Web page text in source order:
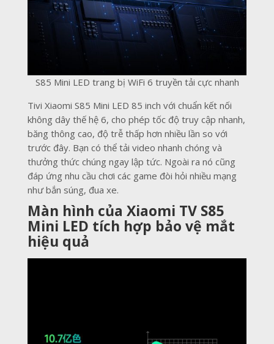
S85 Mini LED trang bị WiFi 6 truyền tải cực nhanh
Tivi Xiaomi S85 Mini LED 85 inch với chuẩn kết nối
không dây thế hệ 6, cho phép tốc độ truy cập nhanh,
băng thông cao, độ trễ thấp hơn nhiều lần so với
trước đây. Bạn có thể tải video nhanh chóng và
thưởng thức chúng ngay lập tức. Ngoài ra nó cũng
đáp ứng nhu cầu chơi các game đòi hỏi nhiều mạng
như bắn súng, đua xe.
Màn hình của Xiaomi TV S85
Mini LED tích hợp bảo vệ mắt
hiệu quả